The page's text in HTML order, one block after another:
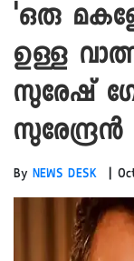
'ഒരു
ഉള്ള
സുരേഷ്
സുരേന്ദ്രൻ
By NEWS DESK |